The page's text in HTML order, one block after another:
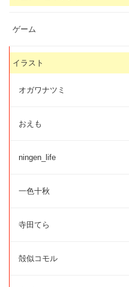
ゲーム
イラスト
オガワナツミ
おえも
ningen_life
一色十秋
寺田てら
殻似コモル